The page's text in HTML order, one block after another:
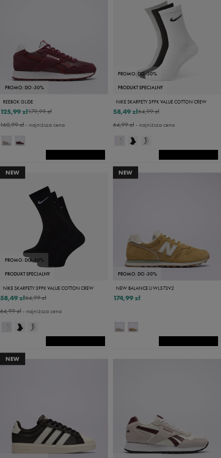
PROMO: DO -30%
REEBOK GLIDE
179,99 zł
125,99 zł
160,99 zł- najniższa cena
PROMO: DO -30%
PRODUKT SPECJALNY
NIKE SKARPETY 3PPK VALUE COTTON CREW
64,99 zł
58,49 zł
64,99 zł- najniższa cena
NEW
PROMO: DO -30%
PRODUKT SPECJALNY
NIKE SKARPETY 3PPK VALUE COTTON CREW
64,99 zł
58,49 zł
64,99 zł- najniższa cena
NEW
PROMO: DO -30%
NEW BALANCE LI WL373V2
174,99 zł
NEW